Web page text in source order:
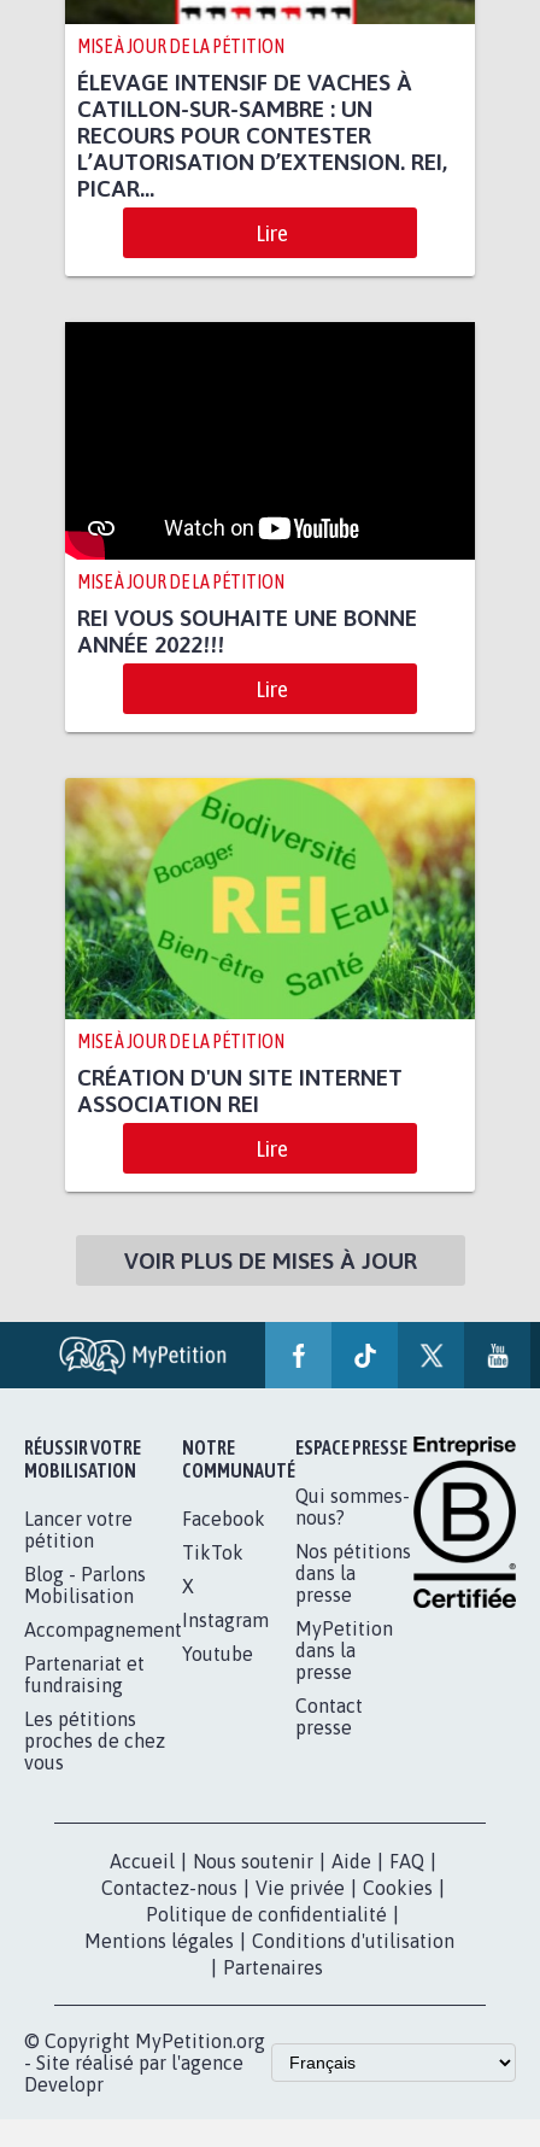
MISE À JOUR DE LA PÉTITION
ÉLEVAGE INTENSIF DE VACHES À
CATILLON-SUR-SAMBRE : UN
RECOURS POUR CONTESTER
L’AUTORISATION D’EXTENSION. REI,
PICAR...
Lire
MISE À JOUR DE LA PÉTITION
REI VOUS SOUHAITE UNE BONNE
ANNÉE 2022!!!
Lire
MISE À JOUR DE LA PÉTITION
CRÉATION D'UN SITE INTERNET
ASSOCIATION REI
Lire
VOIR PLUS DE MISES À JOUR
RÉUSSIR VOTRE
MOBILISATION
Lancer votre
pétition
Blog - Parlons
Mobilisation
Accompagnement
Partenariat et
fundraising
Les pétitions
proches de chez
vous
NOTRE
COMMUNAUTÉ
Facebook
TikTok
X
Instagram
Youtube
ESPACE PRESSE
Qui sommes-
nous?
Nos pétitions
dans la
presse
MyPetition
dans la
presse
Contact
presse
Accueil Nous soutenir Aide FAQ
Contactez-nous
Vie privée Cookies
Politique de confidentialité
Mentions légales
Conditions d'utilisation
Partenaires
© Copyright MyPetition.org
- Site réalisé par l'agence
Developr